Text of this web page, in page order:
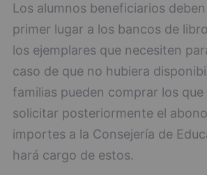
Los alumnos beneficiarios
primer lugar a los bancos de
los ejemplares que necesiten
caso de que no hubiera
familias pueden comprar los
solicitar posteriormente el
importes a la Consejería de
hará cargo de estos.